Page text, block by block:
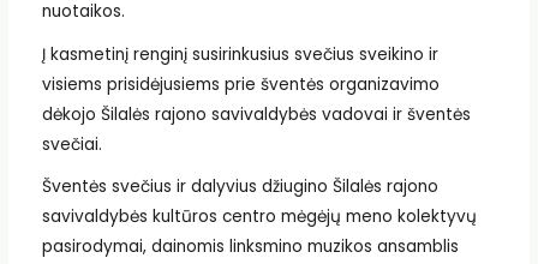
nuotaikos.
Į kasmetinį renginį susirinkusius svečius sveikino ir
visiems prisidėjusiems prie šventės organizavimo
dėkojo Šilalės rajono savivaldybės vadovai ir šventės
svečiai.
Šventės svečius ir dalyvius džiugino Šilalės rajono
savivaldybės kultūros centro mėgėjų meno kolektyvų
pasirodymai, dainomis linksmino muzikos ansamblis